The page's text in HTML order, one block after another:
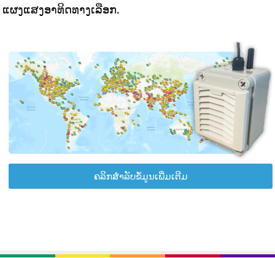
ແຜງແສງອາທິດທາງເລືອກ.
ຄລິກສຳລັບຂໍ້ມູນເພີ່ມເຕີມ